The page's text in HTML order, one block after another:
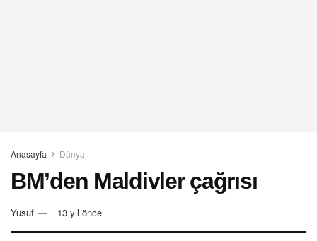
Anasayfa Dünya
BM’den Maldivler çağrısı
Yusuf 13 yıl önce